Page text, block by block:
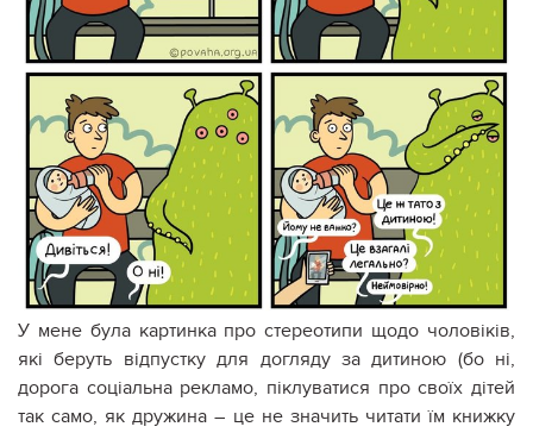
У мене була картинка про стереотипи щодо чоловіків,
які беруть відпустку для догляду за дитиною (бо ні,
дорога соціальна рекламо, піклуватися про своїх дітей
так само, як дружина – це не значить читати їм книжку